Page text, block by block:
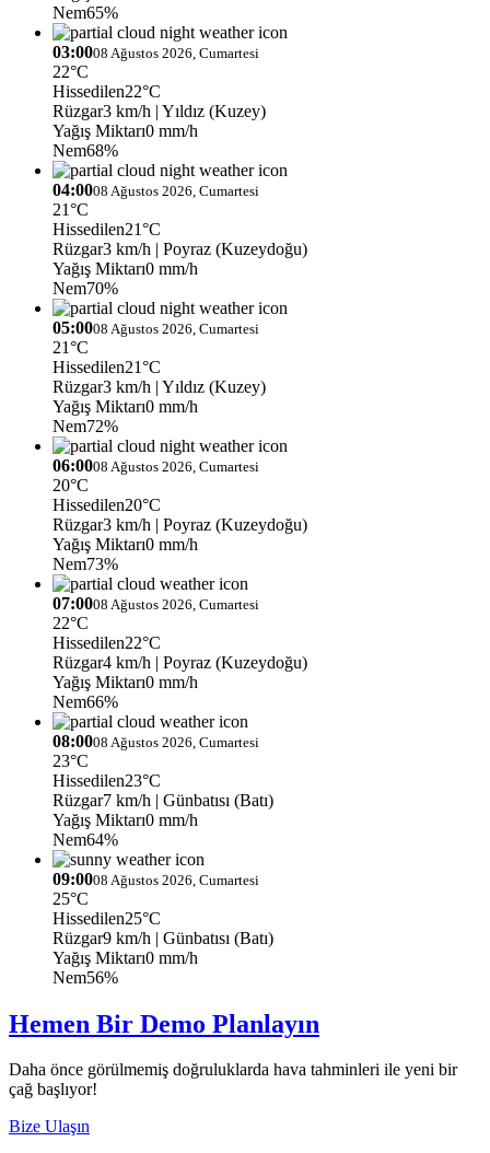
Nem65%
03:0008 Ağustos 2026, Cumartesi
22°C
Hissedilen22°C
Rüzgar3 km/h | Yıldız (Kuzey)
Yağış Miktarı0 mm/h
Nem68%
04:0008 Ağustos 2026, Cumartesi
21°C
Hissedilen21°C
Rüzgar3 km/h | Poyraz (Kuzeydoğu)
Yağış Miktarı0 mm/h
Nem70%
05:0008 Ağustos 2026, Cumartesi
21°C
Hissedilen21°C
Rüzgar3 km/h | Yıldız (Kuzey)
Yağış Miktarı0 mm/h
Nem72%
06:0008 Ağustos 2026, Cumartesi
20°C
Hissedilen20°C
Rüzgar3 km/h | Poyraz (Kuzeydoğu)
Yağış Miktarı0 mm/h
Nem73%
07:0008 Ağustos 2026, Cumartesi
22°C
Hissedilen22°C
Rüzgar4 km/h | Poyraz (Kuzeydoğu)
Yağış Miktarı0 mm/h
Nem66%
08:0008 Ağustos 2026, Cumartesi
23°C
Hissedilen23°C
Rüzgar7 km/h | Günbatısı (Batı)
Yağış Miktarı0 mm/h
Nem64%
09:0008 Ağustos 2026, Cumartesi
25°C
Hissedilen25°C
Rüzgar9 km/h | Günbatısı (Batı)
Yağış Miktarı0 mm/h
Nem56%
Hemen Bir Demo Planlayın
Daha önce görülmemiş doğruluklarda hava tahminleri ile yeni bir
çağ başlıyor!
Bize Ulaşın